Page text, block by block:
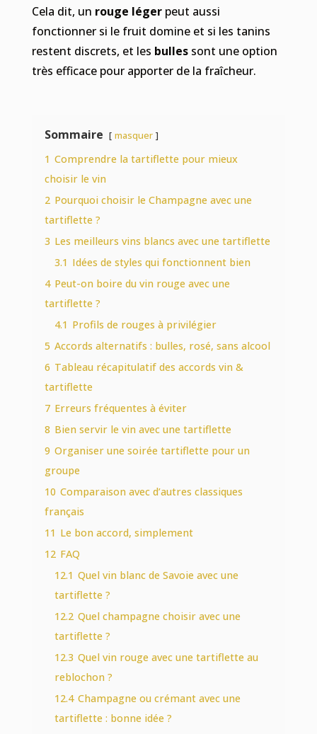
Cela dit, un rouge légerpeut aussi
fonctionner si le fruit domine et si les tanins
restent discrets, et les bullessont une option
très efficace pour apporter de la fraîcheur.
Sommaire masquer
1 Comprendre la tartiflette pour mieux
choisir le vin
2 Pourquoi choisir le Champagne avec une
tartiflette ?
3 Les meilleurs vins blancs avec une tartiflette
3.1 Idées de styles qui fonctionnent bien
4 Peut-on boire du vin rouge avec une
tartiflette ?
4.1 Profils de rouges à privilégier
5 Accords alternatifs : bulles, rosé, sans alcool
6 Tableau récapitulatif des accords vin &
tartiflette
7 Erreurs fréquentes à éviter
8 Bien servir le vin avec une tartiflette
9 Organiser une soirée tartiflette pour un
groupe
10 Comparaison avec d’autres classiques
français
11 Le bon accord, simplement
12 FAQ
12.1 Quel vin blanc de Savoie avec une
tartiflette ?
12.2 Quel champagne choisir avec une
tartiflette ?
12.3 Quel vin rouge avec une tartiflette au
reblochon ?
12.4 Champagne ou crémant avec une
tartiflette : bonne idée ?